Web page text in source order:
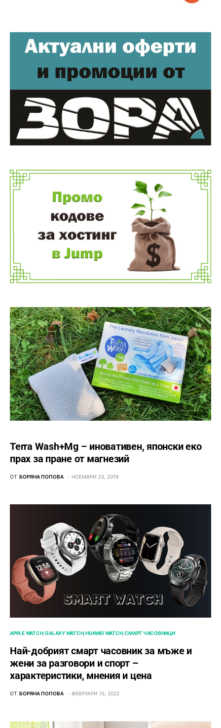
Terra Wash+Mg – иновативен, японски еко
прах за пране от магнезий
ОТ БОРЯНА ПОПОВА НОЕМВРИ 23, 2019
APPLE WATCH GALAXY WATCH HUAWEI WATCH СМАРТ ЧАСОВНИЦИ
Най-добрият смарт часовник за мъже и
жени за разговори и спорт –
характеристики, мнения и цена
ОТ БОРЯНА ПОПОВА ФЕВРУАРИ 15, 2022